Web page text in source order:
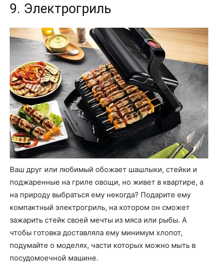
9. Электрогриль
Ваш друг или любимый обожает шашлыки, стейки и
поджаренные на гриле овощи, но живет в квартире, а
на природу выбраться ему некогда? Подарите ему
компактный электрогриль, на котором он сможет
зажарить стейк своей мечты из мяса или рыбы. А
чтобы готовка доставляла ему минимум хлопот,
подумайте о моделях, части которых можно мыть в
посудомоечной машине.